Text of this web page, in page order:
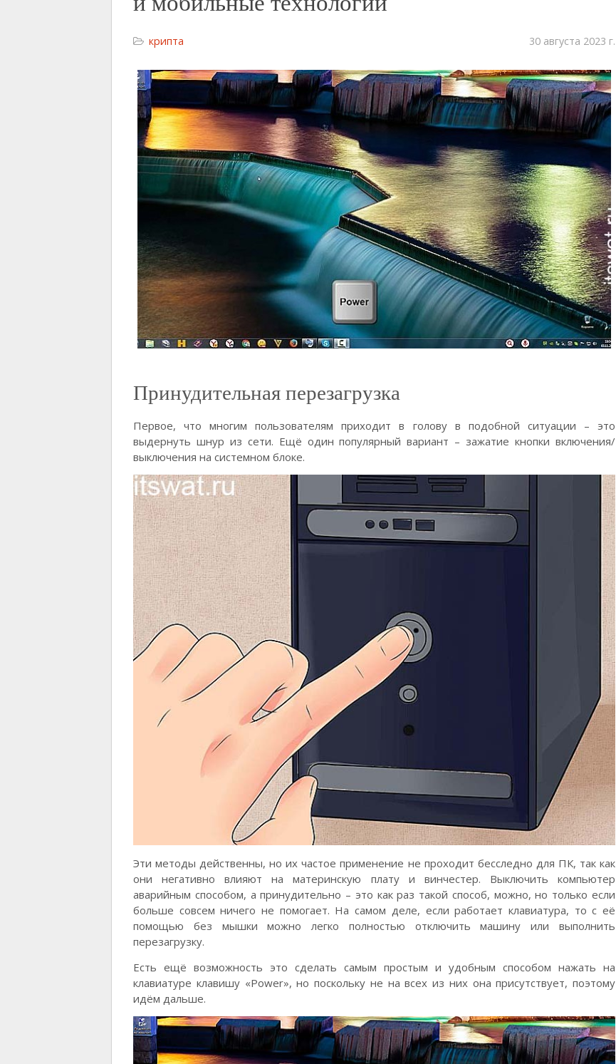
крипта 30 августа 2023 г.
Принудительная перезагрузка
Первое, что многим пользователям приходит в голову в подобной ситуации – это
выдернуть шнур из сети. Ещё один популярный вариант – зажатие кнопки включения/
выключения на системном блоке.
Эти методы действенны, но их частое применение не проходит бесследно для ПК, так как
они негативно влияют на материнскую плату и винчестер. Выключить компьютер
аварийным способом, а принудительно – это как раз такой способ, можно, но только если
больше совсем ничего не помогает. На самом деле, если работает клавиатура, то с её
помощью без мышки можно легко полностью отключить машину или выполнить
перезагрузку.
Есть ещё возможность это сделать самым простым и удобным способом нажать на
клавиатуре клавишу «Power», но поскольку не на всех из них она присутствует, поэтому
идём дальше.